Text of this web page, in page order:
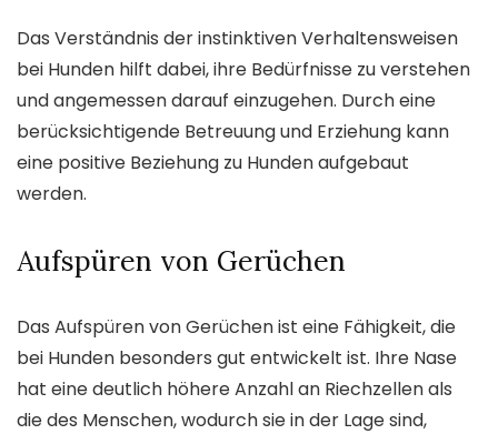
Das Verständnis der instinktiven Verhaltensweisen
bei Hunden hilft dabei, ihre Bedürfnisse zu verstehen
und angemessen darauf einzugehen. Durch eine
berücksichtigende Betreuung und Erziehung kann
eine positive Beziehung zu Hunden aufgebaut
werden.
Aufspüren von Gerüchen
Das Aufspüren von Gerüchen ist eine Fähigkeit, die
bei Hunden besonders gut entwickelt ist. Ihre Nase
hat eine deutlich höhere Anzahl an Riechzellen als
die des Menschen, wodurch sie in der Lage sind,